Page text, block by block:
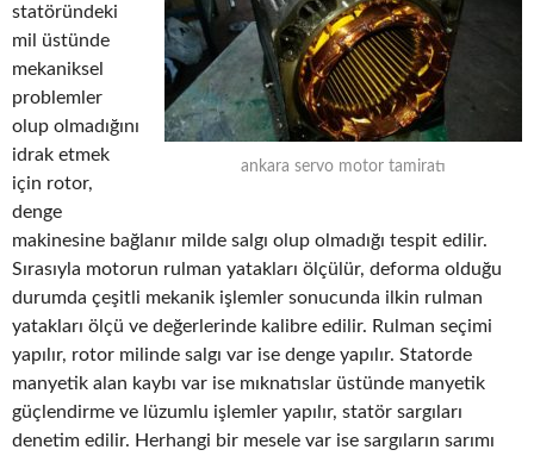
ankara servo motor tamiratı
statöründeki
mil üstünde
mekaniksel
problemler
olup olmadığını
idrak etmek
için rotor,
denge
makinesine bağlanır milde salgı olup olmadığı tespit edilir.
Sırasıyla motorun rulman yatakları ölçülür, deforma olduğu
durumda çeşitli mekanik işlemler sonucunda ilkin rulman
yatakları ölçü ve değerlerinde kalibre edilir. Rulman seçimi
yapılır, rotor milinde salgı var ise denge yapılır. Statorde
manyetik alan kaybı var ise mıknatıslar üstünde manyetik
güçlendirme ve lüzumlu işlemler yapılır, statör sargıları
denetim edilir. Herhangi bir mesele var ise sargıların sarımı